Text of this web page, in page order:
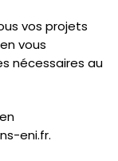
vos projets
vous
nécessaires au
eni.fr.